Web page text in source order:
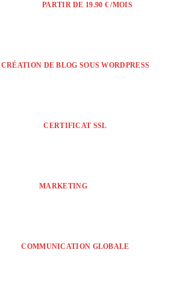
PARTIR DE 19.90 € /MOIS
CRÉATION DE BLOG SOUS WORDPRESS
CERTIFICAT SSL
MARKETING
COMMUNICATION GLOBALE